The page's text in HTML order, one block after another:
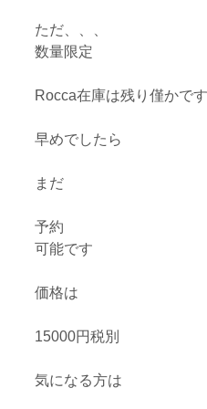
ただ、、、
数量限定
Rocca在庫は残り僅かで
早めでしたら
まだ
予約
可能です
価格は
15000円税別
気になる方は